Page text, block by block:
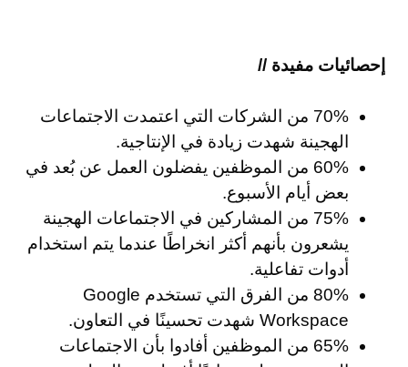
إحصائيات مفيدة //
70% من الشركات التي اعتمدت الاجتماعات
الهجينة شهدت زيادة في الإنتاجية.
60% من الموظفين يفضلون العمل عن بُعد في
بعض أيام الأسبوع.
75% من المشاركين في الاجتماعات الهجينة
يشعرون بأنهم أكثر انخراطًا عندما يتم استخدام
أدوات تفاعلية.
80% من الفرق التي تستخدم Google
Workspace شهدت تحسينًا في التعاون.
65% من الموظفين أفادوا بأن الاجتماعات